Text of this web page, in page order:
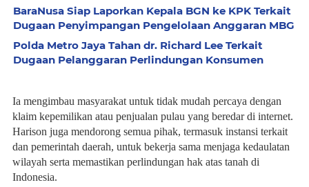
BaraNusa Siap Laporkan Kepala BGN ke KPK Terkait
Dugaan Penyimpangan Pengelolaan Anggaran MBG
Polda Metro Jaya Tahan dr. Richard Lee Terkait
Dugaan Pelanggaran Perlindungan Konsumen
Ia mengimbau masyarakat untuk tidak mudah percaya dengan
klaim kepemilikan atau penjualan pulau yang beredar di internet.
Harison juga mendorong semua pihak, termasuk instansi terkait
dan pemerintah daerah, untuk bekerja sama menjaga kedaulatan
wilayah serta memastikan perlindungan hak atas tanah di
Indonesia.